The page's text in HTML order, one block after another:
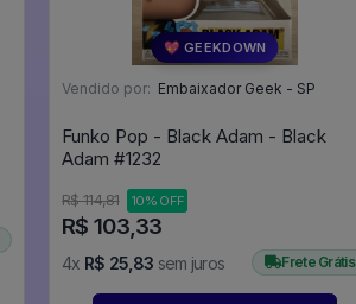
💖 GEEKDOWN
Vendido por: Embaixador Geek - SP
Funko Pop - Black Adam - Black
Adam #1232
R$ 114,81 10% OFF
R$ 103,33
4x R$ 25,83 sem juros Frete Grátis